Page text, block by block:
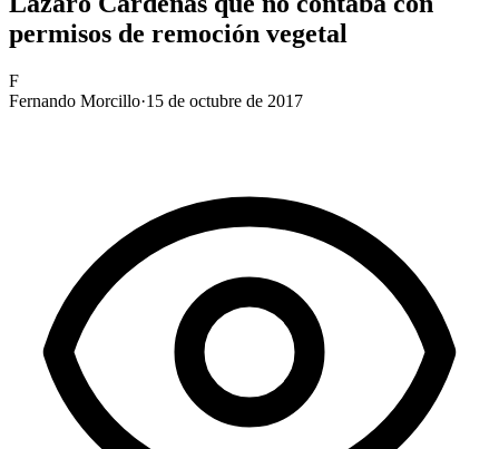
permisos de remoción vegetal
F
Fernando Morcillo·15 de octubre de 2017